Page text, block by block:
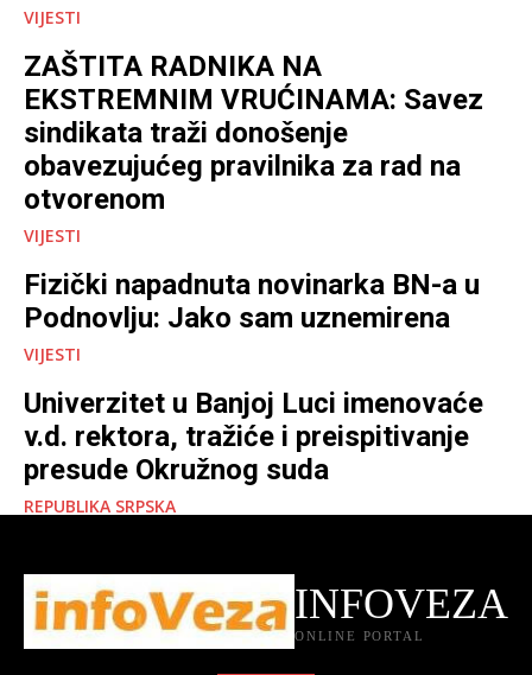
VIJESTI
ZAŠTITA RADNIKA NA
EKSTREMNIM VRUĆINAMA: Savez
sindikata traži donošenje
obavezujućeg pravilnika za rad na
otvorenom
VIJESTI
Fizički napadnuta novinarka BN-a u
Podnovlju: Jako sam uznemirena
VIJESTI
Univerzitet u Banjoj Luci imenovaće
v.d. rektora, tražiće i preispitivanje
presude Okružnog suda
REPUBLIKA SRPSKA
INFOVEZA
ONLINE PORTAL